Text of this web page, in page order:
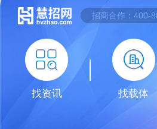
找资讯 找载体